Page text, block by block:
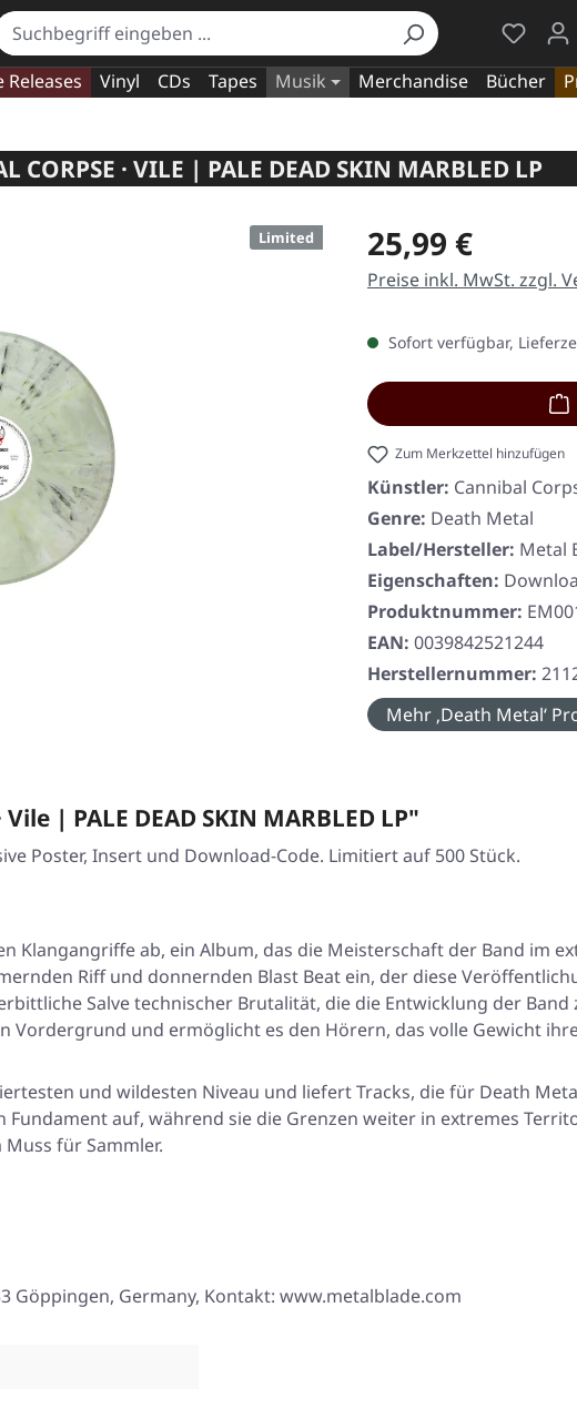
Du hast
Releases Vinyl CDs Tapes Musik Merchandise Bücher
CORPSE · VILE | PALE DEAD SKIN MARBLED LP
Limited Regulärer Preis:
25,99 €
Preise inkl. MwSt. zzgl.
Sofort verfügbar,
Zum Merkzettel hinzufügen
Künstler: Cannibal
Genre: Death Metal
Label/Hersteller: Metal
Eigenschaften:
Produktnummer:
EAN: 0039842521244
Herstellernummer:
Mehr ‚Death Metal‘
| PALE DEAD SKIN MARBLED LP"
Poster, Insert und Download-Code. Limitiert auf 500 Stück.
Klangangriffe ab, ein Album, das die Meisterschaft der Band im
Riff und donnernden Blast Beat ein, der diese
Salve technischer Brutalität, die die Entwicklung der Band
und ermöglicht es den Hörern, das volle Gewicht
und wildesten Niveau und liefert Tracks, die für Death
auf, während sie die Grenzen weiter in extremes
für Sammler.
Göppingen, Germany, Kontakt: www.metalblade.com